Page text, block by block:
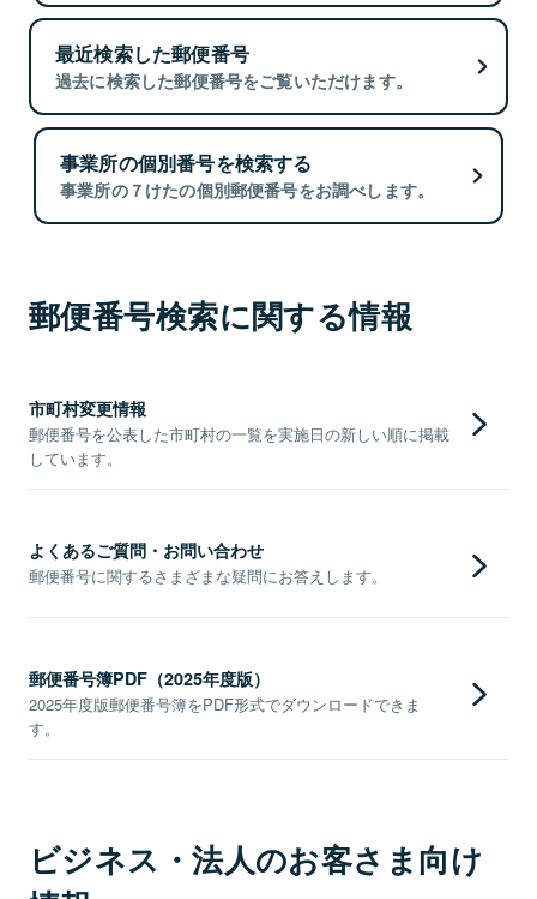
最近検索した郵便番号
過去に検索した郵便番号をご覧いただけます。
事業所の個別番号を検索する
事業所の７けたの個別郵便番号をお調べします。
郵便番号検索に関する情報
市町村変更情報
郵便番号を公表した市町村の一覧を実施日の新しい順に掲載
しています。
よくあるご質問・お問い合わせ
郵便番号に関するさまざまな疑問にお答えします。
郵便番号簿PDF（2025年度版）
2025年度版郵便番号簿をPDF形式でダウンロードできま
す。
ビジネス・法人のお客さま向け